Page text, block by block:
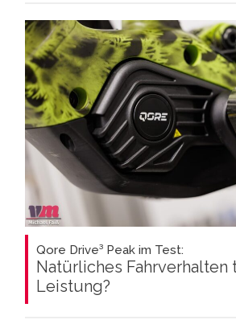
Qore Drive³ Peak im Test:
Natürliches Fahrverhalten
Leistung?